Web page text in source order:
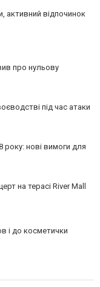
активний відпочинок
про нульову
під час атаки
нові вимоги для
на терасі River Mall
і до косметички